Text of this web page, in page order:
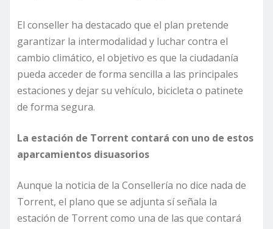
El conseller ha destacado que el plan pretende
garantizar la intermodalidad y luchar contra el
cambio climático, el objetivo es que la ciudadanía
pueda acceder de forma sencilla a las principales
estaciones y dejar su vehículo, bicicleta o patinete
de forma segura.
La estación de Torrent contará con uno de estos
aparcamientos disuasorios
Aunque la noticia de la Consellería no dice nada de
Torrent, el plano que se adjunta sí señala la
estación de Torrent como una de las que contará